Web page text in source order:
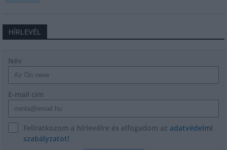
HÍRLEVÉL
Név
E-mail cím
Feliratkozom a hírlevélre és elfogadom az adatvédelmi
szabályzatot!